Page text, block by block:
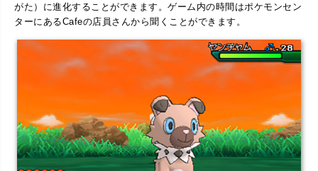
がた）に進化することができます。ゲーム内の時間はポケモンセン
ターにあるCafeの店員さんから聞くことができます。